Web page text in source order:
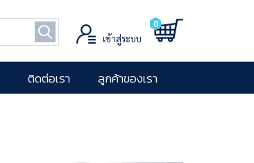
เข้าสู่ระบบ
0
ติดต่อเรา ลูกค้าของเรา